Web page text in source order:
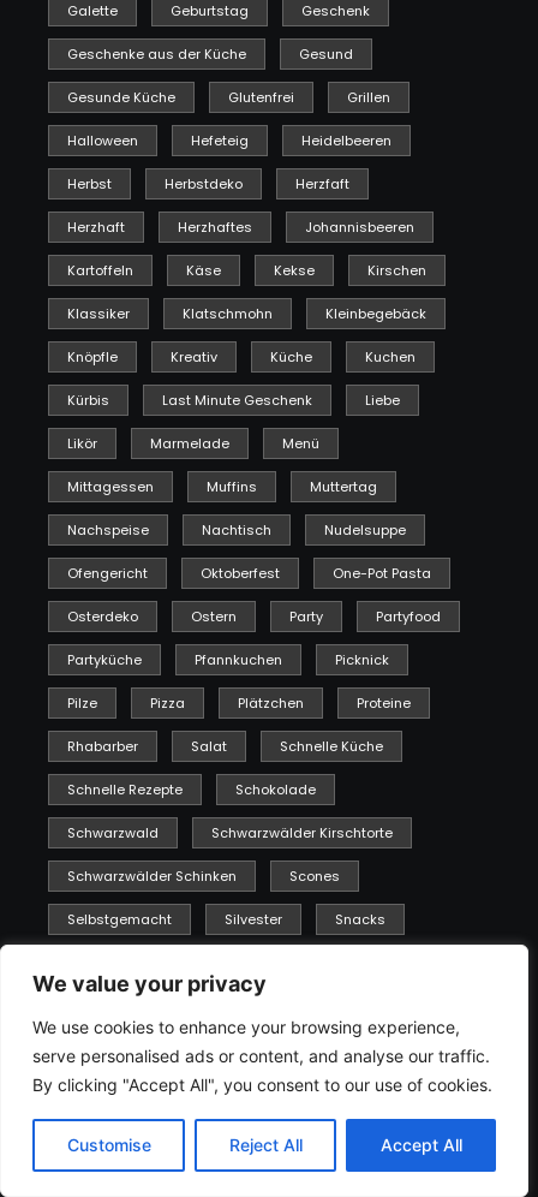
We value your privacy
We use cookies to enhance your browsing experience,
serve personalised ads or content, and analyse our traffic.
By clicking "Accept All", you consent to our use of cookies.
Customise Reject All Accept All
Galette Geburtstag Geschenk
Geschenke aus der Küche Gesund
Gesunde Küche Glutenfrei Grillen
Halloween Hefeteig Heidelbeeren
Herbst Herbstdeko Herzfaft
Herzhaft Herzhaftes Johannisbeeren
Kartoffeln Käse Kekse Kirschen
Klassiker Klatschmohn Kleinbegebäck
Knöpfle Kreativ Küche Kuchen
Kürbis Last Minute Geschenk Liebe
Likör Marmelade Menü
Mittagessen Muffins Muttertag
Nachspeise Nachtisch Nudelsuppe
Ofengericht Oktoberfest One-Pot Pasta
Osterdeko Ostern Party Partyfood
Partyküche Pfannkuchen Picknick
Pilze Pizza Plätzchen Proteine
Rhabarber Salat Schnelle Küche
Schnelle Rezepte Schokolade
Schwarzwald Schwarzwälder Kirschtorte
Schwarzwälder Schinken Scones
Selbstgemacht Silvester Snacks
Süßes Süßes Mittagessen Tapas
Tarte Törtchen Torte Urlaub
Urlaubsküche Valentinstag Vegan